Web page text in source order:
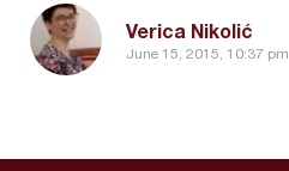
Verica Nikolić
June 15, 2015, 10:37 pm